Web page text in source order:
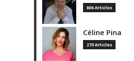
806 Articles
Céline Pina
273 Articles